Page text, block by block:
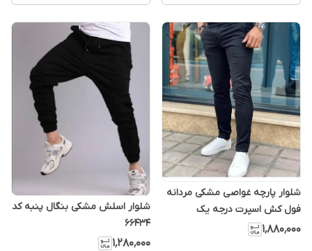
شلوار پارچه غواصی مشکی مردانه
فول کش اسپرت درجه یک
۱٬۸۸۰٬۰۰۰
شلوار اسلش مشکی بنگال پنبه کد
66434
۱٬۲۸۰٬۰۰۰